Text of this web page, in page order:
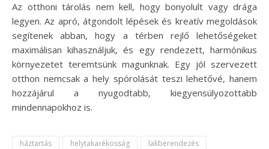
Az otthoni tárolás nem kell, hogy bonyolult vagy drága
legyen. Az apró, átgondolt lépések és kreatív megoldások
segítenek abban, hogy a térben rejlő lehetőségeket
maximálisan kihasználjuk, és egy rendezett, harmónikus
környezetet teremtsünk magunknak. Egy jól szervezett
otthon nemcsak a hely spórolását teszi lehetővé, hanem
hozzájárul a nyugodtabb, kiegyensúlyozottabb
mindennapokhoz is.
háztartás helytakarékosság
lakberendezés